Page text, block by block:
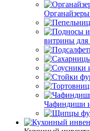
витрины для
Чафиндиши